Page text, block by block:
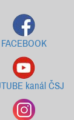
FACEBOOK
kanál ČSJ